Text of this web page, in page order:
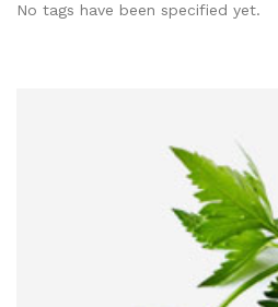
No tags have been specified yet.